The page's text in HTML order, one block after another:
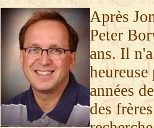
Après
Peter
ans. Il
années
des